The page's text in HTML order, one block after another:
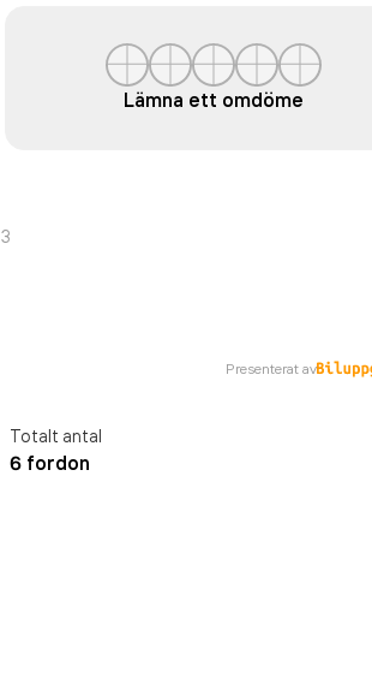
Lämna ett omdöme
3
Presenterat av
Totalt antal
6 fordon